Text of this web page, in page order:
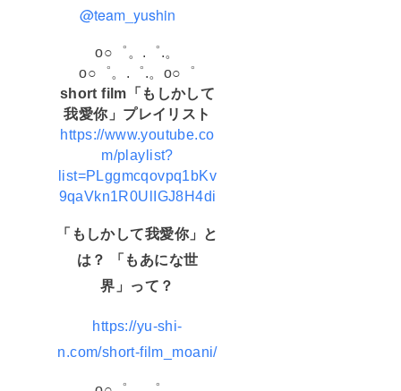
@team_yushin
o○゜。.゜.。
o○゜。.゜.。o○゜
short film「もしかして
我愛你」プレイリスト
https://www.youtube.co
m/playlist?
list=PLggmcqovpq1bKv
9qaVkn1R0UlIGJ8H4di
「もしかして我愛你」と
は？ 「もあにな世
界」って？
https://yu-shi-
n.com/short-film_moani/